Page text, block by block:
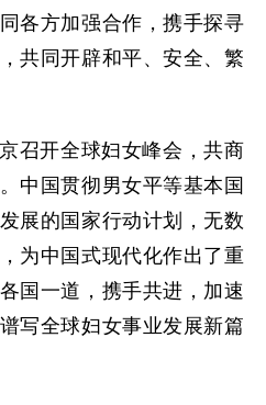
各方加强合作，携手探寻
共同开辟和平、安全、繁
召开全球妇女峰会，共商
中国贯彻男女平等基本国
展的国家行动计划，无数
为中国式现代化作出了重
国一道，携手共进，加速
写全球妇女事业发展新篇